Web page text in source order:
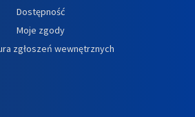
Dostępność
Moje zgody
zgłoszeń wewnętrznych